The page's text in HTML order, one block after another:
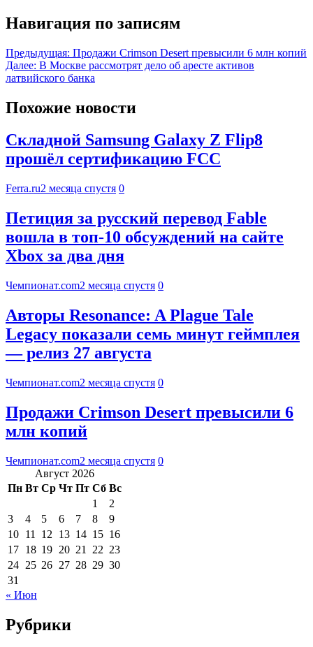
Навигация по записям
Предыдущая: Продажи Crimson Desert превысили 6 млн копий
Далее: В Москве рассмотрят дело об аресте активов
латвийского банка
Похожие новости
Складной Samsung Galaxy Z Flip8
прошёл сертификацию FCC
Ferra.ru2 месяца спустя 0
Петиция за русский перевод Fable
вошла в топ-10 обсуждений на сайте
Xbox за два дня
Чемпионат.com2 месяца спустя 0
Авторы Resonance: A Plague Tale
Legacy показали семь минут геймплея
— релиз 27 августа
Чемпионат.com2 месяца спустя 0
Продажи Crimson Desert превысили 6
млн копий
Чемпионат.com2 месяца спустя 0
Август 2026
Пн Вт Ср Чт Пт Сб Вс
1
2
3
4 5 6 7 8
9
10 11 12 13 14 15 16
17 18 19 20 21 22 23
24 25 26 27 28 29 30
31
« Июн
Рубрики